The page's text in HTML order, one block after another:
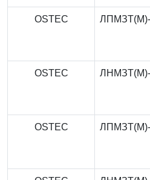
OSTEC ЛПМЗТ(М)-
OSTEC ЛНМЗТ(М)-
OSTEC ЛПМЗТ(М)-